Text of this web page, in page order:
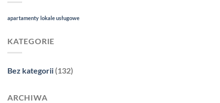
apartamenty lokale usługowe
KATEGORIE
Bez kategorii (132)
ARCHIWA